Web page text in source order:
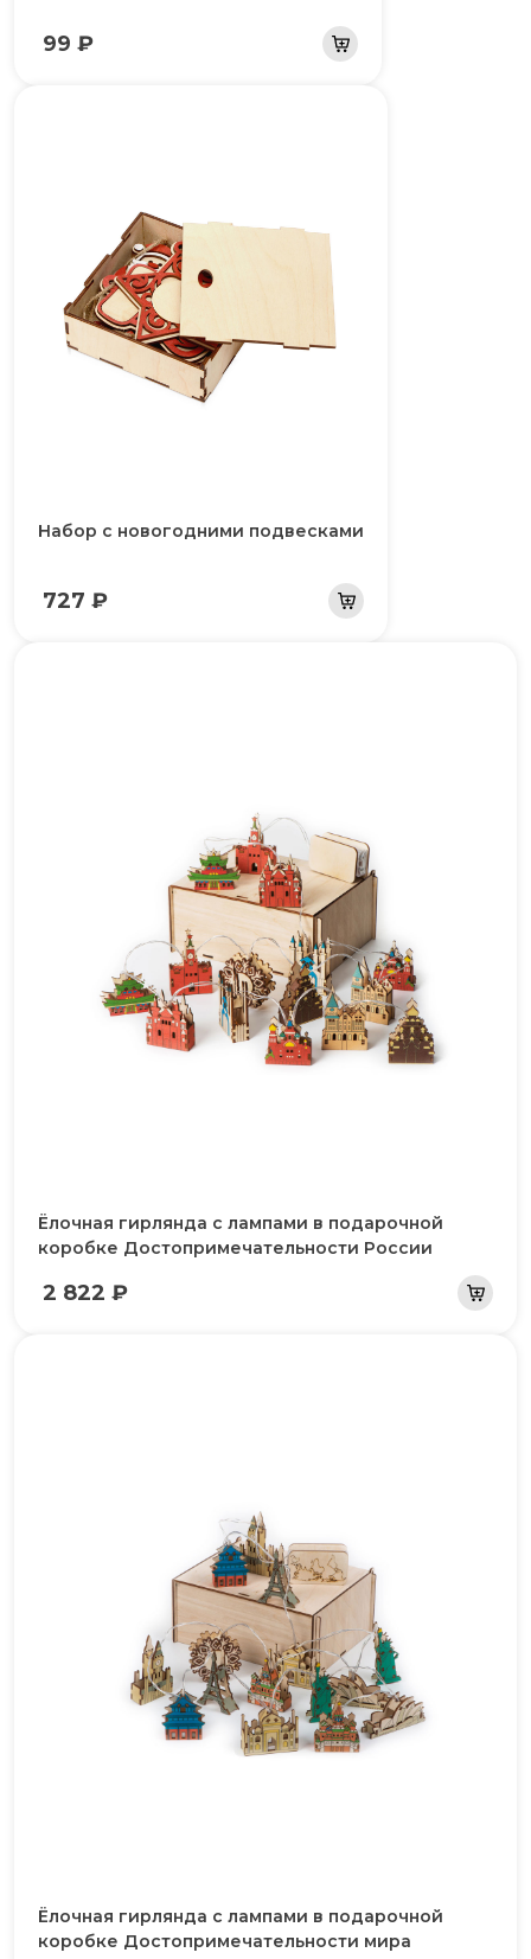
99 ₽
Набор с новогодними подвесками
727 ₽
Ёлочная гирлянда с лампами в подарочной
коробке Достопримечательности России
2 822 ₽
Ёлочная гирлянда с лампами в подарочной
коробке Достопримечательности мира